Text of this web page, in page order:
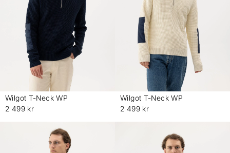
Wilgot T-Neck WP
2 499 kr
Wilgot T-Neck WP
2 499 kr